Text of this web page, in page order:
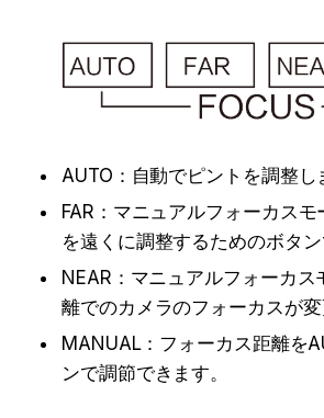
AUTO：自動でピントを調整し
FAR：マニュアルフォーカス
を遠くに調整するためのボタン
NEAR：マニュアルフォーカ
離でのカメラのフォーカスが
MANUAL：フォーカス距離を
ンで調節できます。